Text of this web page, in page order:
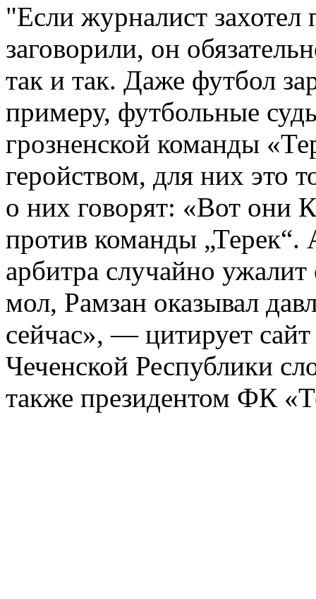
"Если журналист
заговорили, он
так и так. Даже футбол
примеру, футбольные
грозненской команды
геройством, для них это
о них говорят: «Вот они
против команды „Терек“.
арбитра случайно
мол, Рамзан оказывал
сейчас», — цитирует сайт
Чеченской Республики
также президентом ФК